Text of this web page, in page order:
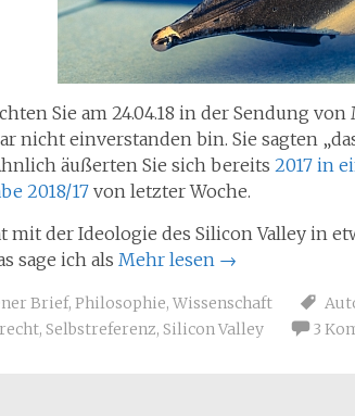
Sie am 24.04.18 in der Sendung
nicht einverstanden bin. Sie sagten
äußerten Sie sich bereits 2017 in
2018/17 von letzter Woche.
mit der Ideologie des Silicon Valley in
sage ich als Mehr lesen →
Brief, Philosophie, Wissenschaft
, Selbstreferenz, Silicon Valley 3